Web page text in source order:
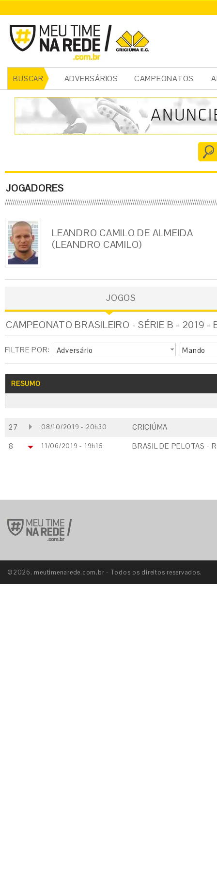
BUSCAR ADVERSÁRIOS CAMPEONATOS
JOGADORES
LEANDRO CAMILO DE ALMEIDA
(LEANDRO CAMILO)
JOGOS
CAMPEONATO BRASILEIRO - SÉRIE B - 2019 -
FILTRE POR: Adversário Mando
RESUMO
27 08/10/2019 - 20h30 CRICIÚMA
8 11/06/2019 - 19h15 BRASIL DE PELOTAS -
©2026. meutimenarede.com.br - Todos os direitos reservados.